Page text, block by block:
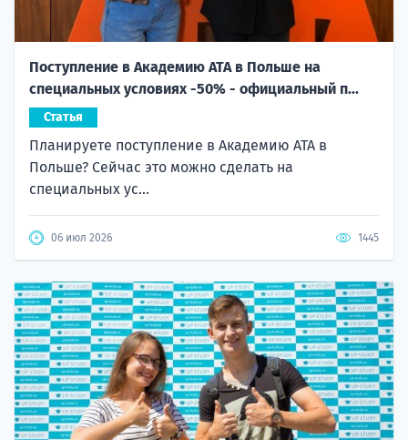
Поступление в Академию ATA в Польше на
специальных условиях -50% - официальный п...
Статья
Планируете поступление в Академию ATA в
Польше? Сейчас это можно сделать на
специальных ус...
06 июл 2026 1445